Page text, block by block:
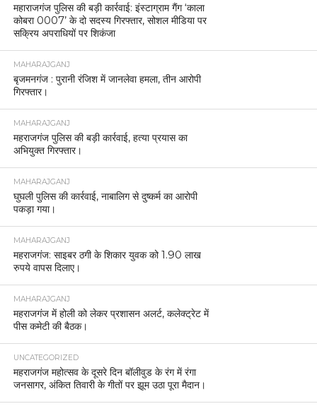
महाराजगंज पुलिस की बड़ी कार्रवाई: इंस्टाग्राम गैंग ‘काला
कोबरा 0007’ के दो सदस्य गिरफ्तार, सोशल मीडिया पर
सक्रिय अपराधियों पर शिकंजा
MAHARAJGANJ
बृजमनगंज : पुरानी रंजिश में जानलेवा हमला, तीन आरोपी
गिरफ्तार।
MAHARAJGANJ
महराजगंज पुलिस की बड़ी कार्रवाई, हत्या प्रयास का
अभियुक्त गिरफ्तार।
MAHARAJGANJ
घुघली पुलिस की कार्रवाई, नाबालिग से दुष्कर्म का आरोपी
पकड़ा गया।
MAHARAJGANJ
महराजगंज: साइबर ठगी के शिकार युवक को 1.90 लाख
रुपये वापस दिलाए।
MAHARAJGANJ
महराजगंज में होली को लेकर प्रशासन अलर्ट, कलेक्ट्रेट में
पीस कमेटी की बैठक।
UNCATEGORIZED
महराजगंज महोत्सव के दूसरे दिन बॉलीवुड के रंग में रंगा
जनसागर, अंकित तिवारी के गीतों पर झूम उठा पूरा मैदान।